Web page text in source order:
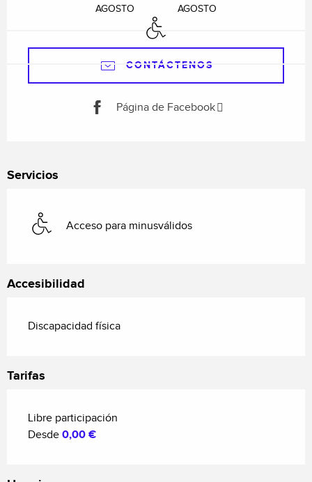
AGOSTO AGOSTO
Acceso para minusválidos
CONTÁCTENOS
Página de Facebook
Servicios
Acceso para minusválidos
Accesibilidad
Discapacidad física
Tarifas
Libre participación
Desde 0,00 €